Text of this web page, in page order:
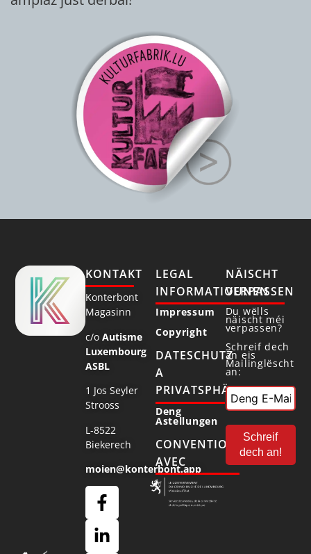
KONTAKT
Konterbont
Magasinn
c/oAutisme
Luxembourg
ASBL
1 Jos Seyler
Strooss
L-8522
Biekerech
moien@konterbont.app
LEGAL
INFORMATIOUNEN
Impressum
Copyright
DATESCHUTZ
A
PRIVATSPHÄR
Deng
Astellungen
CONVENTIONNÉ
AVEC
NÄISCHT
VERPASSEN
Du wëlls
näischt méi
verpassen?
Schreif dech
an eis
Mailinglëscht
an: